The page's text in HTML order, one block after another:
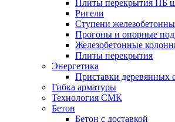
Плиты перекрытия ПБ
Ригели
Ступени
Прогоны и опорные
Железобетонные
Плиты перекрытия
Энергетика
Приставки
Гибка арматуры
Технология СМК
Бетон
Бетон с доставкой